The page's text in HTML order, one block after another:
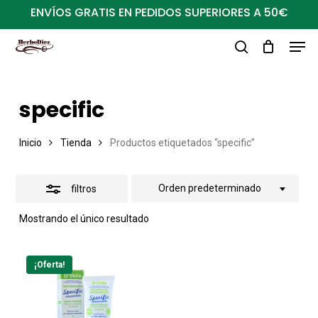
al
contenido
ENVÍOS GRATIS EN PEDIDOS SUPERIORES A 50€
specific
Inicio Tienda Productos etiquetados “specific”
filtros
Mostrando el único resultado
Orden predeterminado
Close
Filters
¡Oferta!
Close